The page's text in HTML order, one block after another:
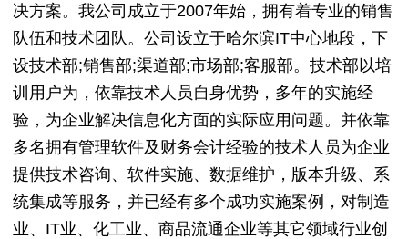
决方案。我公司成立于2007年始，拥有着专业的销售
队伍和技术团队。公司设立于哈尔滨IT中心地段，下
设技术部;销售部;渠道部;市场部;客服部。技术部以培
训用户为，依靠技术人员自身优势，多年的实施经
验，为企业解决信息化方面的实际应用问题。并依靠
多名拥有管理软件及财务会计经验的技术人员为企业
提供技术咨询、软件实施、数据维护，版本升级、系
统集成等服务，并已经有多个成功实施案例，对制造
业、IT业、化工业、商品流通企业等其它领域行业创